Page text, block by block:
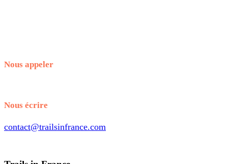
Nous appeler
Nous écrire
contact@trailsinfrance.com